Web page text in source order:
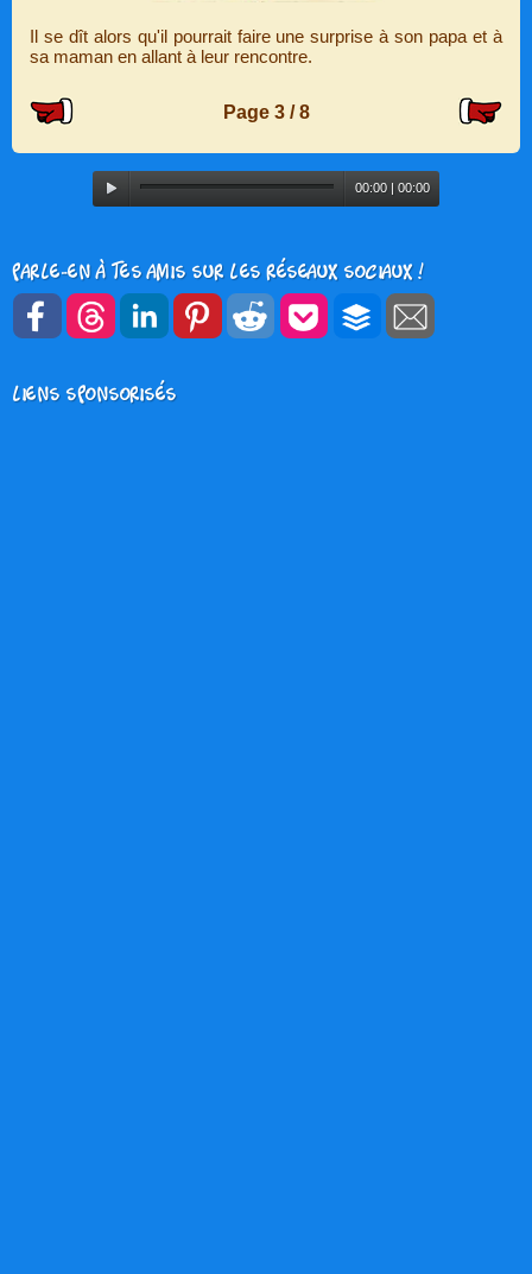
Il se dît alors qu'il pourrait faire une surprise à son papa et à
sa maman en allant à leur rencontre.
Page 3 / 8
Audio
Player
00:00 |00:00
Parle-en à tes amis sur les réseaux sociaux !
Liens sponsorisés